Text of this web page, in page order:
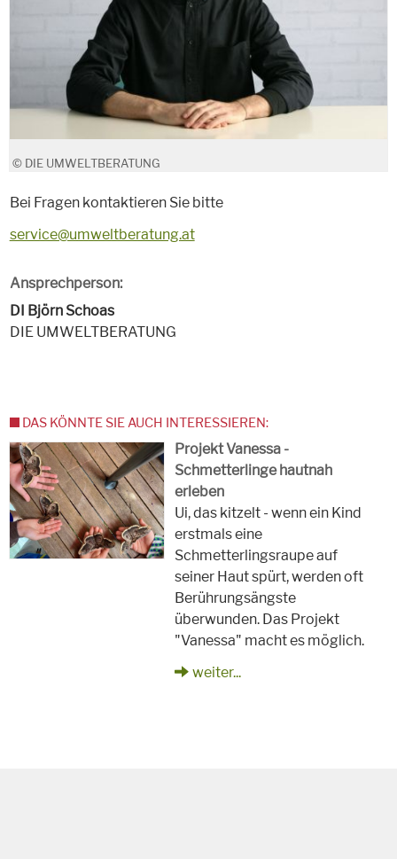
© DIE UMWELTBERATUNG
Bei Fragen kontaktieren Sie bitte
service@umweltberatung.at
Ansprechperson:
DI Björn Schoas
DIE UMWELTBERATUNG
DAS KÖNNTE SIE AUCH INTERESSIEREN:
Projekt Vanessa -
Schmetterlinge hautnah
erleben
Ui, das kitzelt - wenn ein Kind
erstmals eine
Schmetterlingsraupe auf
seiner Haut spürt, werden oft
Berührungsängste
überwunden. Das Projekt
"Vanessa" macht es möglich.
weiter...